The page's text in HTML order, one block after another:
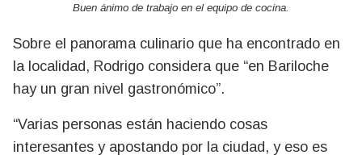
Buen ánimo de trabajo en el equipo de cocina.
Sobre el panorama culinario que ha encontrado en
la localidad, Rodrigo considera que “en Bariloche
hay un gran nivel gastronómico”.
“Varias personas están haciendo cosas
interesantes y apostando por la ciudad, y eso es